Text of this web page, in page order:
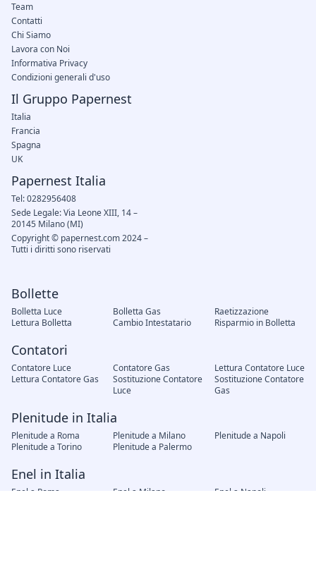
Bollette
Bolletta Luce Bolletta Gas
Raetizzazione
Lettura Bolletta
Cambio Intestatario Risparmio in Bolletta
Contatori
Contatore Luce Contatore Gas
Lettura Contatore Luce
Lettura Contatore Gas
Sostituzione Contatore
Luce
Sostituzione Contatore
Gas
Plenitude in Italia
Plenitude a Roma Plenitude a Milano
Plenitude a Napoli
Plenitude a Torino
Plenitude a Palermo
Enel in Italia
Enel a Roma Enel a Milano
Enel a Napoli
Team
Contatti
Chi Siamo
Lavora con Noi
Informativa Privacy
Condizioni generali d'uso
Il Gruppo Papernest
Italia
Francia
Spagna
UK
Papernest Italia
Tel: 0282956408
Sede Legale: Via Leone XIII, 14 –
20145 Milano (MI)
Copyright © papernest.com 2024 –
Tutti i diritti sono riservati